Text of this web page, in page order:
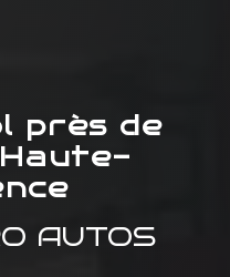
près de
AUTOS